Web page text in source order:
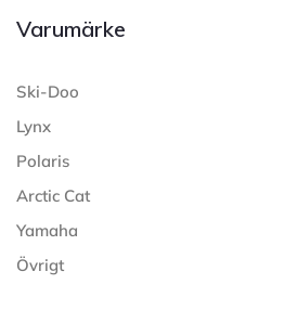
Varumärke
Ski-Doo
Lynx
Polaris
Arctic Cat
Yamaha
Övrigt